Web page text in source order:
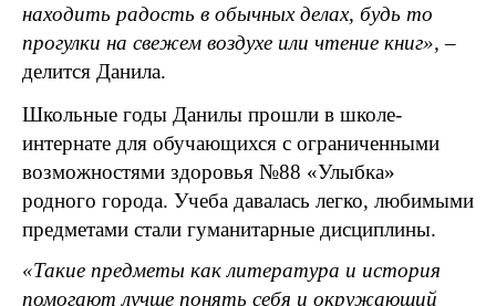
находить радость в обычных делах, будь то
прогулки на свежем воздухе или чтение книг»,–
делится Данила.
Школьные годы Данилы прошли в школе-
интернате для обучающихся с ограниченными
возможностями здоровья №88 «Улыбка»
родного города. Учеба давалась легко, любимыми
предметами стали гуманитарные дисциплины.
«Такие предметы как литература и история
помогают лучше понять себя и окружающий